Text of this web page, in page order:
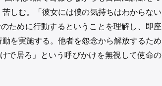
しむ。「彼女には僕の気持ちはわからない
ために行動するということを理解し、即座
を実施する。他者を怨念から解放するため
で居ろ」という呼びかけを無視して使命の